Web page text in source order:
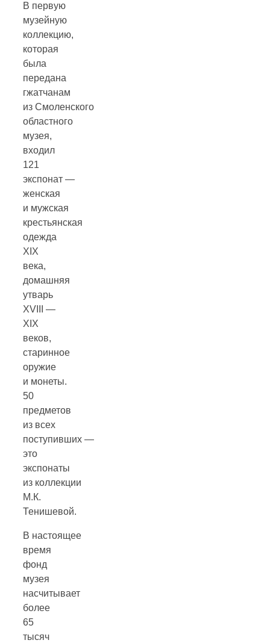
В первую
музейную
коллекцию,
которая
была
передана
гжатчанам
из Смоленского
областного
музея,
входил
121
экспонат —
женская
и мужская
крестьянская
одежда
XIX
века,
домашняя
утварь
XVIII —
XIX
веков,
старинное
оружие
и монеты.
50
предметов
из всех
поступивших —
это
экспонаты
из коллекции
М.К.
Тенишевой.
В настоящее
время
фонд
музея
насчитывает
более
65
тысяч